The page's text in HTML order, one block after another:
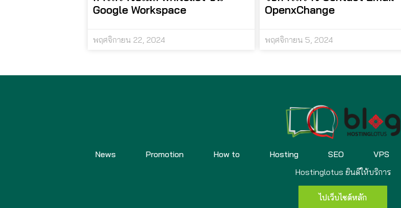
Google Workspace
พฤศจิกายน 22, 2024
OpenxChange
พฤศจิกายน 5, 2024
News Promotion How to Hosting SEO VPS
Hostinglotus ยินดีให้บริการ
ไปเว็บไซต์หลัก